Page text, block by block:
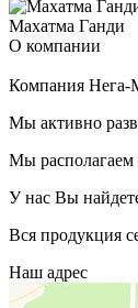
Махатма Ганди
О компании
Компания Нега-
Мы активно
Мы располагаем
У нас Вы
Вся продукция
Наш адрес